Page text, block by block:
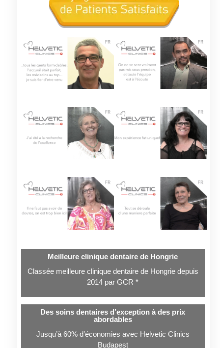
Meilleure clinique dentaire de Hongrie
Classée meilleure clinique dentaire de Hongrie depuis
2014 par GCR *
Des soins dentaires d’exception à des prix
abordables
Jusqu’à 60% d’économies avec Helvetic Clinics
Budapest